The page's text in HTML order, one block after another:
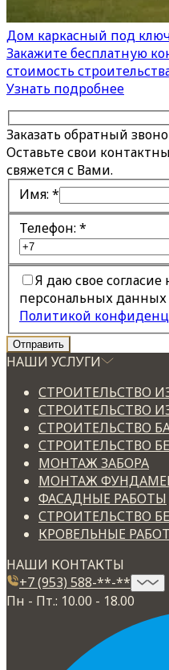
Дом каркасный под
Закажите бесплатную
стоимость
Узнать подробнее
Заказать обратный
Оставьте свои
свяжется с Вами.
Имя: *
Телефон: *
Я даю свое согласие
персональных данных
Политикой
НАШИ УСЛУГИ
СТРОИТЕЛЬСТВО
СТРОИТЕЛЬСТВО
СТРОИТЕЛЬСТВО
СТРОИТЕЛЬСТВО
МОНТАЖ ЗАБОРА
МОНТАЖ
ФАСАДНЫЕ РАБОТЫ
СТРОИТЕЛЬСТВО
КРОВЕЛЬНЫЕ
НАШИ КОНТАКТЫ
+7 (953) 588-**-**
Пн - Пт.: 10.00 - 18.00